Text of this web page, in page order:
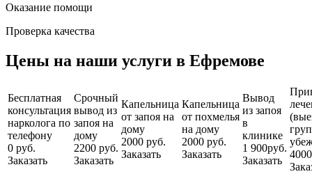
Оказание помощи
Проверка качества
Цены на наши услуги в Ефремове
Бесплатная
консультация
нарколога по
телефону
0 руб.
Заказать
Срочный
вывод из
запоя на
дому
2200 руб.
Заказать
Капельница
от запоя на
дому
2000 руб.
Заказать
Капельница
от похмелья
на дому
2000 руб.
Заказать
Вывод
из запоя
в
клинике
1 900руб.
Заказать